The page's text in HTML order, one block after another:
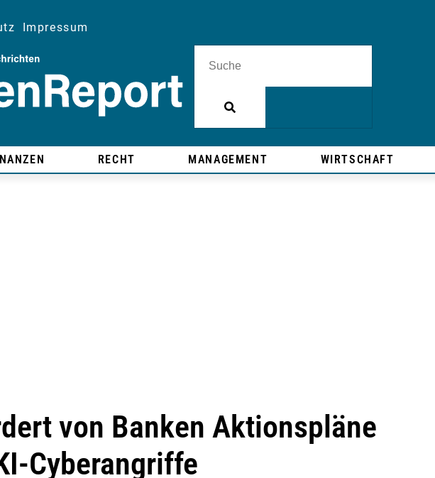
Impressum
RECHT MANAGEMENT WIRTSCHAFT
von Banken Aktionspläne
Cyberangriffe